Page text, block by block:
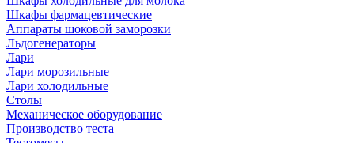
Шкафы фармацевтические
Аппараты шоковой заморозки
Льдогенераторы
Лари
Лари морозильные
Лари холодильные
Столы
Механическое оборудование
Производство теста